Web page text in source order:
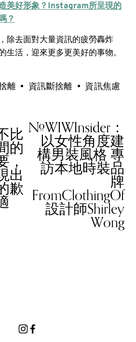
美好形象？Instagram所呈現的
？
除去面對大量資訊的疲勞轟炸
生活，迎來更多更美好的事物。
離 資訊斷捨離 資訊焦慮
比
的
，
出
歉
N
#WIWInsider：
以女性角度建
構男裝風格 專
訪本地時裝品
牌
FromClothingOf
設計師Shirley
Wong